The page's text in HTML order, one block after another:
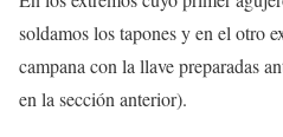
soldamos los tapones y en el otro
campana con la llave preparadas
en la sección anterior).